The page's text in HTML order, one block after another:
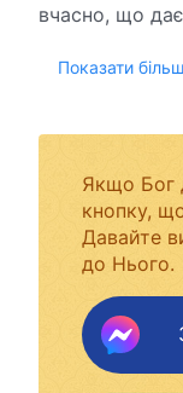
вчасно, що
Показати
Якщо Бог
кнопку,
Давайте
до Нього.